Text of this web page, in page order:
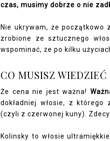
czas, musimy dobrze o nie
Nie ukrywam, że początkowo
zrobione ze sztucznego
wspominać, że po kilku
CO MUSISZ
Że cena nie jest ważna!
dokładniej włosie, z którego
(czyli z czerwonej kuny).
Kolinsky to włosie